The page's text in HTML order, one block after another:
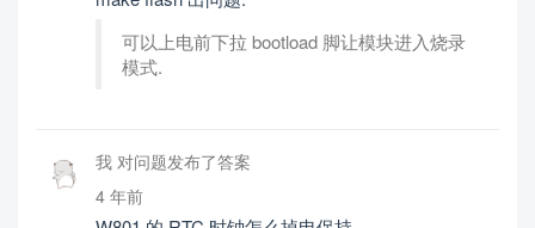
可以上电前下拉 bootload 脚让模块进入烧录
模式.
我 对问题发布了答案
4 年前